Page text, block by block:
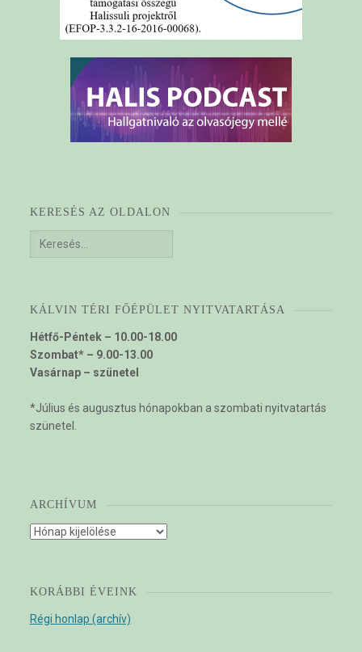
KERESÉS AZ OLDALON
Keresés:
KÁLVIN TÉRI FŐÉPÜLET NYITVATARTÁSA
Hétfő-Péntek – 10.00-18.00
Szombat* – 9.00-13.00
Vasárnap – szünetel
*Július és augusztus hónapokban a szombati nyitvatartás
szünetel.
ARCHÍVUM
Archívum
KORÁBBI ÉVEINK
Régi honlap (archív)